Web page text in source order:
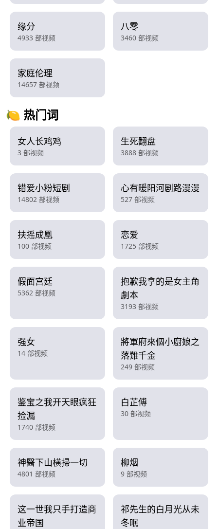
缘分
4933 部视频
八零
3460 部视频
家庭伦理
14657 部视频
🍋 热门词
女人长鸡鸡
3 部视频
生死翻盘
3888 部视频
错爱小粉短剧
14802 部视频
心有暖阳河剧路漫漫
527 部视频
扶摇成凰
100 部视频
恋爱
1725 部视频
假面宫廷
5362 部视频
抱歉我拿的是女主角
劇本
3193 部视频
强女
14 部视频
將軍府來個小廚娘之
落難千金
249 部视频
鉴宝之我开天眼疯狂
捡漏
1740 部视频
白芷傅
30 部视频
神醫下山橫掃一切
4801 部视频
柳烟
9 部视频
这一世我只手打造商
业帝国
祁先生的白月光从未
冬眠